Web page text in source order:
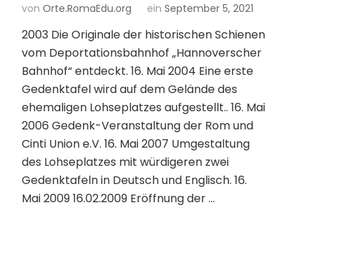
von Orte.RomaEdu.org ein September 5, 2021
2003 Die Originale der historischen Schienen
vom Deportationsbahnhof „Hannoverscher
Bahnhof“ entdeckt. 16. Mai 2004 Eine erste
Gedenktafel wird auf dem Gelände des
ehemaligen Lohseplatzes aufgestellt.. 16. Mai
2006 Gedenk-Veranstaltung der Rom und
Cinti Union e.V. 16. Mai 2007 Umgestaltung
des Lohseplatzes mit würdigeren zwei
Gedenktafeln in Deutsch und Englisch. 16.
Mai 2009 16.02.2009 Eröffnung der …